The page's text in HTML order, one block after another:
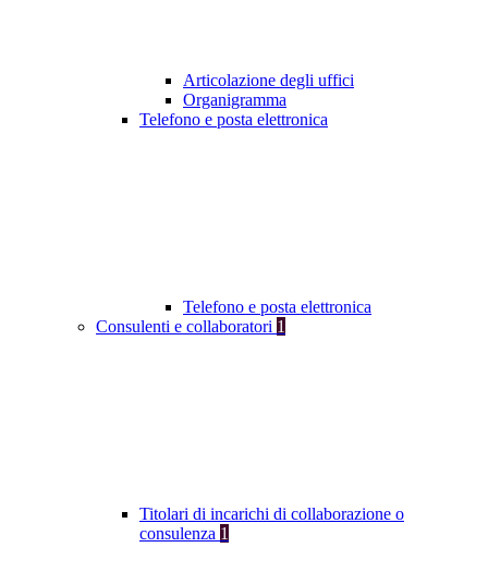
Articolazione degli uffici
Organigramma
Telefono e posta elettronica
Telefono e posta elettronica
Consulenti e collaboratori 1
Titolari di incarichi di collaborazione o
consulenza 1